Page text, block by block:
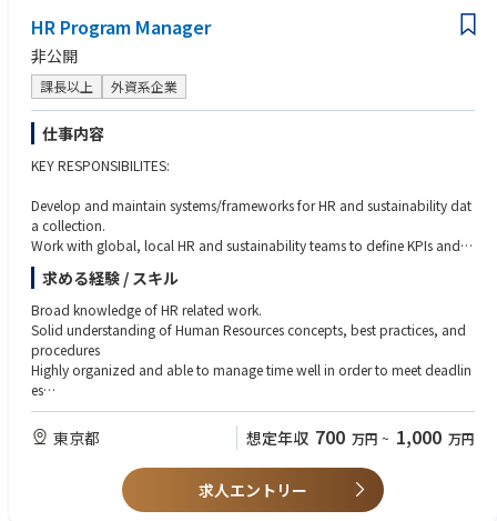
・社内イベントの企画運営
・社員コミュニケーション活性化の施策立案・実行
●その他
・上記業務に関連したグローバルプロジェクトへの参加
・ビジター来日時の各種手配・サポート業務
・人事総務および社内プロジェクトのサポート 等
HR Program Manager
非公開
課長以上 外資系企業
仕事内容
KEY RESPONSIBILITES:
Develop and maintain systems/frameworks for HR and sustainability dat
a collection.
Work with global, local HR and sustainability teams to define KPIs and
metrics.
Consolidate data for internal and external sustainability reporting.
Ensure data accuracy and reliability across departments and global loca
tions.
Collaborate with IT and stakeholders to improve data management syst
ems.
Coordinate with external auditors and consultants for data verification.
performance.
Align collaboration on HR sustainability topics.
Develop and maintain HR data governance activities.
Working as a member of global & local people data related Committee
(Data Privacy, People data council etc.)
求める経験 / スキル
Broad knowledge of HR related work.
Solid understanding of Human Resources concepts, best practices, and
procedures
Highly organized and able to manage time well in order to meet deadlin
es
Strong analytical and critical thinking skills.
Ability to manage multiple projects and conflicting priorities with a can-
do approach.
Ability to manage multiple stakeholders and deal with internal and exter
nal customer groups.
Is comfortable with ambiguity, challenge the status quo and introduce p
東京都 想定年収 700 万円 ~ 1,000 万円
求人エントリー